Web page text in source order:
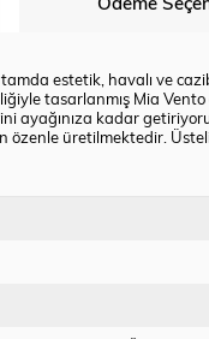
Ödeme
estetik, havalı ve
tasarlanmış Mia
ayağınıza kadar
özenle üretilmektedir.